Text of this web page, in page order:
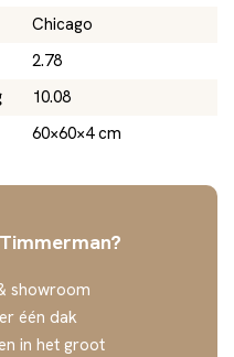
Chicago
2.78
10.08
60×60×4 cm
showroom
één dak
in het groot